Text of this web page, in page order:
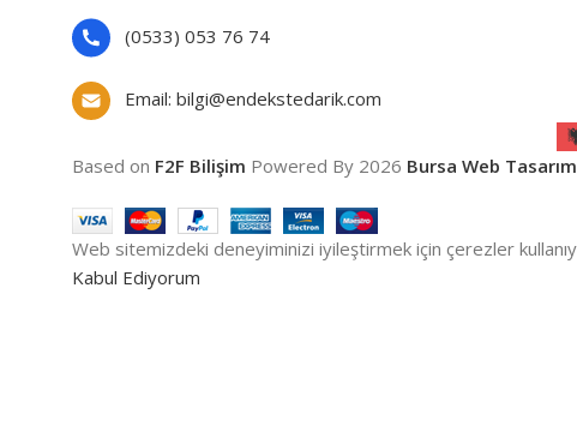
(0533) 053 76 74
Email: bilgi@endekstedarik.com
Based on F2F Bilişim Powered By 2026 Bursa Web Tasarım
Web sitemizdeki deneyiminizi iyileştirmek için çerezler
Kabul Ediyorum